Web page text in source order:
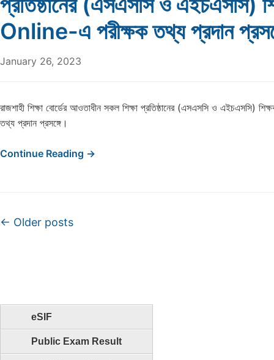
eSIF
Public Exam Result
Online-এ পরীক্ষক তথ্য প্রদান
January 26, 2023
রাজশাহী শিক্ষা বোর্ডের আওতাধীন সকল শিক্ষা প্রতিষ্ঠানের (এসএসসি ও এইচএসসি)
তথ্য প্রদান প্রসঙ্গে।
Continue Reading →
Post navigation
← Older posts